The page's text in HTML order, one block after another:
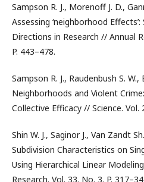
Sampson R. J., Morenoff J. D.,
Assessing ‘neighborhood
Directions in Research // Annual
P. 443–478.
Sampson R. J., Raudenbush S. W.,
Neighborhoods and Violent
Collective Efficacy // Science. Vol.
Shin W. J., Saginor J., Van Zandt
Subdivision Characteristics on
Using Hierarchical Linear
Research. Vol. 33. No. 3. P.